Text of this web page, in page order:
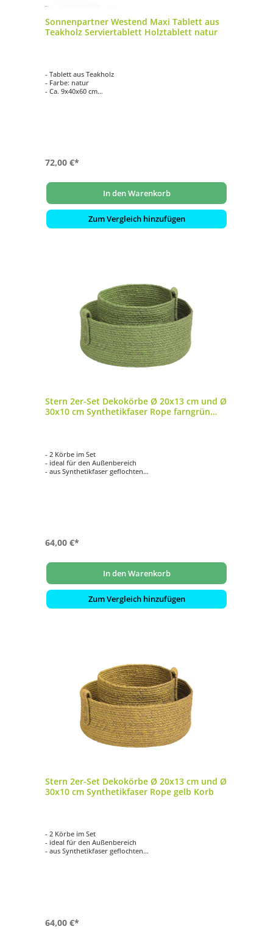
Sonnenpartner Westend Maxi Tablett aus
Teakholz Serviertablett Holztablett natur
- Tablett aus Teakholz
- Farbe: natur
- Ca. 9x40x60 cm
72,00 €*
In den Warenkorb
Zum Vergleich hinzufügen
Stern 2er-Set Dekokörbe Ø 20x13 cm und Ø
30x10 cm Synthetikfaser Rope farngrün
- 2 Körbe im Set
- ideal für den Außenbereich
- aus Synthetikfaser geflochten
64,00 €*
In den Warenkorb
Zum Vergleich hinzufügen
Stern 2er-Set Dekokörbe Ø 20x13 cm und Ø
30x10 cm Synthetikfaser Rope gelb Korb
- 2 Körbe im Set
- ideal für den Außenbereich
- aus Synthetikfaser geflochten
64,00 €*